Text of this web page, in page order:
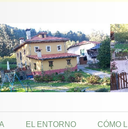
EL ENTORNO CÓMO